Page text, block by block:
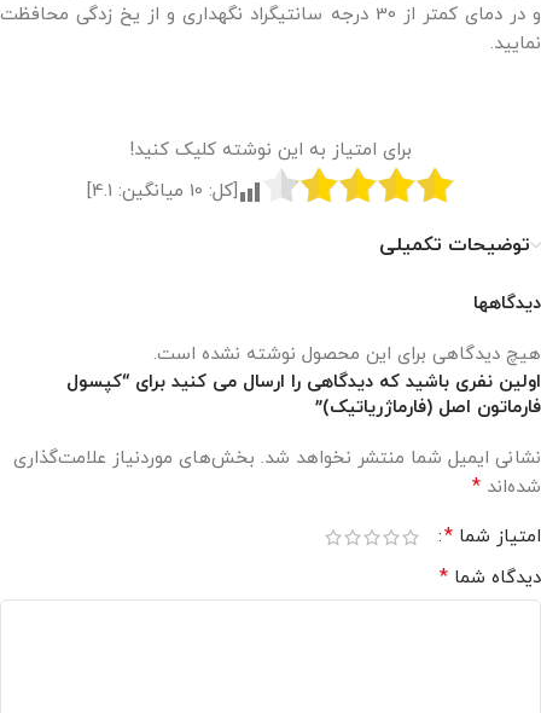
و در دمای کمتر از 30 درجه سانتیگراد نگهداری و از یخ زدگی محافظت
نمایید.
برای امتیاز به این نوشته کلیک کنید!
[کل: 10 میانگین: 4.1
]
توضیحات تکمیلی
دیدگاهها
هیچ دیدگاهی برای این محصول نوشته نشده است.
اولین نفری باشید که دیدگاهی را ارسال می کنید برای “کپسول
فارماتون اصل (فارماژریاتیک)”
نشانی ایمیل شما منتشر نخواهد شد. بخش‌های موردنیاز علامت‌گذاری
شده‌اند *
امتیاز شما *
دیدگاه شما *